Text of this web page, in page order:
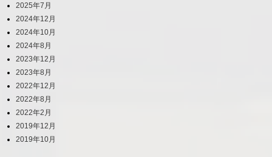
2025年7月
2024年12月
2024年10月
2024年8月
2023年12月
2023年8月
2022年12月
2022年8月
2022年2月
2019年12月
2019年10月